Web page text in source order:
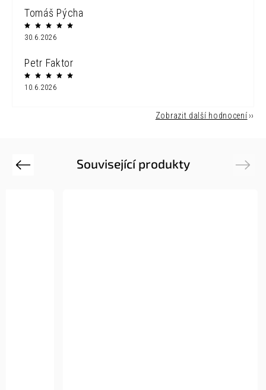
Tomáš Pýcha
30.6.2026
Petr Faktor
10.6.2026
Zobrazit další hodnocení
Související produkty
Previous Next